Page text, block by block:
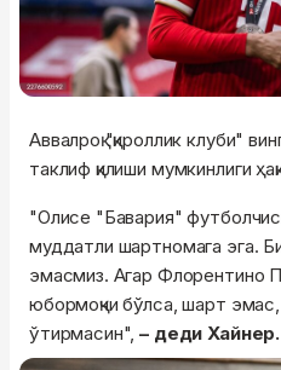
Аввалроқ "қироллик клуби"
таклиф қилиши мумкинлиги
"Олисе "Бавария"
муддатли шартномага эга.
эмасмиз. Агар Флорентино
юбормоқчи бўлса, шарт
ўтирмасин",– деди Хайнер.